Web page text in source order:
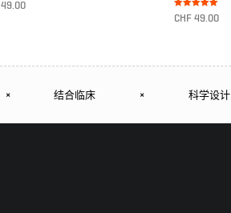
49.00
Bewertet mit
5.00
CHF 49.00
× 结合临床 × 科学设计